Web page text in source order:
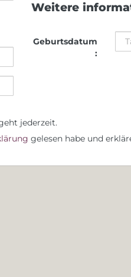
Weitere
Geburtsdatum
:
jederzeit.
gelesen habe und